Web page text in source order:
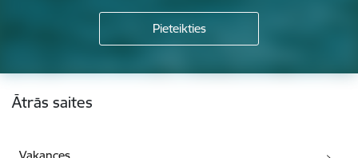
Kājene
Ātrās saites